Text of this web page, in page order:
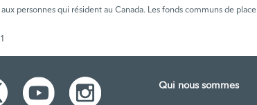
personnes qui résident au Canada. Les fonds communs de
Qui nous sommes